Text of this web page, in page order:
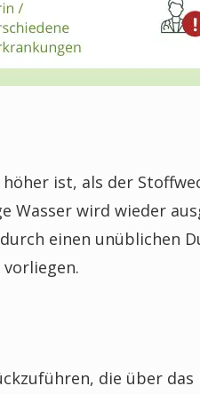
ist, als der
Wasser wird wieder
einen unüblichen
die über das